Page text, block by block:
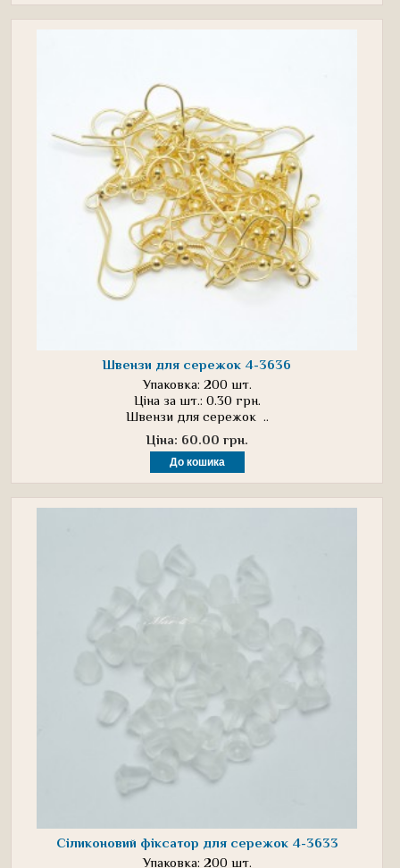
Швензи для сережок 4-3636
Упаковка: 200 шт.
Ціна за шт.: 0.30 грн.
Швензи для сережок ..
Ціна: 60.00 грн.
Сіликоновий фіксатор для сережок 4-3633
Упаковка: 200 шт.